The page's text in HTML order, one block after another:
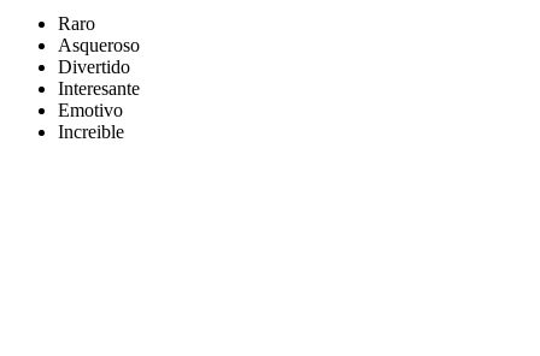
Raro
Asqueroso
Divertido
Interesante
Emotivo
Increible